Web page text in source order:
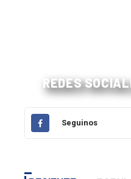
REDES
Seguinos